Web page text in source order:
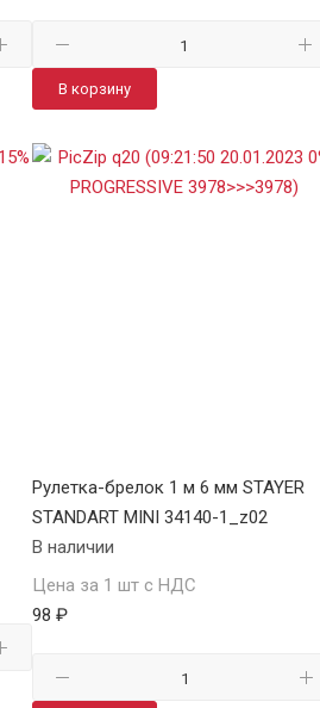
В корзину
Рулетка-брелок 1 м 6 мм STAYER
STANDART MINI 34140-1_z02
В наличии
Цена за 1 шт с НДС
98 ₽